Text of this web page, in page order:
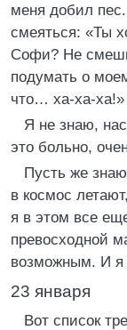
меня добил
смеяться: «Ты
Софи? Не
подумать о
что… ха-ха-ха!»
Я не знаю,
это больно,
Пусть же
в космос
я в этом все
превосходной
возможным. И я
23 января
Вот список